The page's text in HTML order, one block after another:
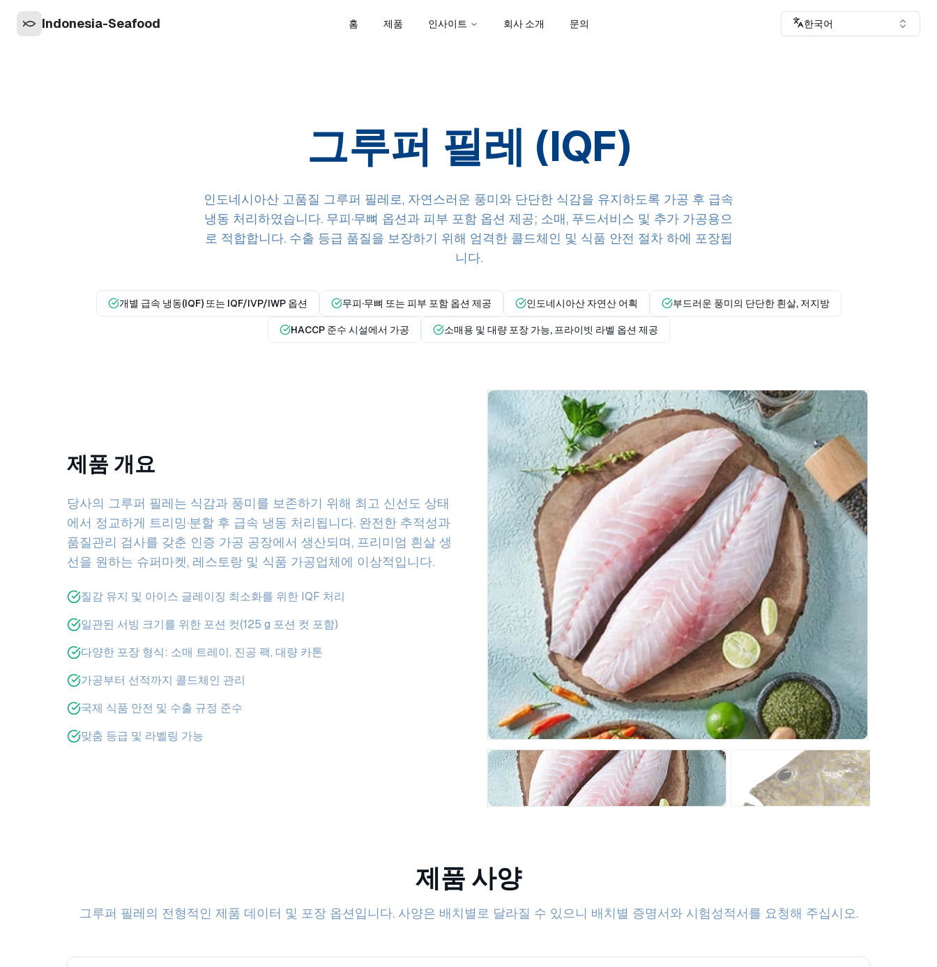
Indonesia-Seafood 홈 제품 인사이트 회사 소개 문의 한국어
그루퍼 필레 (IQF)
인도네시아산 고품질 그루퍼 필레로, 자연스러운 풍미와 단단한 식감을 유지하도록 가공 후 급속
냉동 처리하였습니다. 무피·무뼈 옵션과 피부 포함 옵션 제공; 소매, 푸드서비스 및 추가 가공용으
로 적합합니다. 수출 등급 품질을 보장하기 위해 엄격한 콜드체인 및 식품 안전 절차 하에 포장됩
니다.
개별 급속 냉동(IQF) 또는 IQF/IVP/IWP 옵션 무피·무뼈 또는 피부 포함 옵션 제공 인도네시아산 자연산 어획 부드러운 풍미의 단단한 흰살, 저지방
HACCP 준수 시설에서 가공 소매용 및 대량 포장 가능, 프라이빗 라벨 옵션 제공
제품 개요
당사의 그루퍼 필레는 식감과 풍미를 보존하기 위해 최고 신선도 상태
에서 정교하게 트리밍·분할 후 급속 냉동 처리됩니다. 완전한 추적성과
품질관리 검사를 갖춘 인증 가공 공장에서 생산되며, 프리미엄 흰살 생
선을 원하는 슈퍼마켓, 레스토랑 및 식품 가공업체에 이상적입니다.
질감 유지 및 아이스 글레이징 최소화를 위한 IQF 처리
일관된 서빙 크기를 위한 포션 컷(125 g 포션 컷 포함)
다양한 포장 형식: 소매 트레이, 진공 팩, 대량 카톤
가공부터 선적까지 콜드체인 관리
국제 식품 안전 및 수출 규정 준수
맞춤 등급 및 라벨링 가능
제품 사양
그루퍼 필레의 전형적인 제품 데이터 및 포장 옵션입니다. 사양은 배치별로 달라질 수 있으니 배치별 증명서와 시험성적서를 요청해 주십시오.